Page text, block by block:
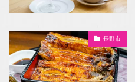
長野市